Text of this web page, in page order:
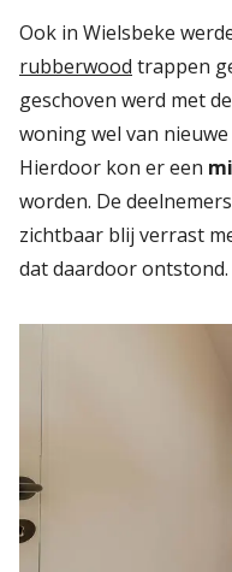
Ook in Wielsbeke
rubberwood trappen
geschoven werd met
woning wel van
Hierdoor kon er een
worden. De
zichtbaar blij verrast
dat daardoor ontstond.